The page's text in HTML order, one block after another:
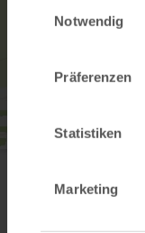
haben oder
Notwendig
Präferenzen
Statistiken
Marketing
56743 Mendig
in Karte